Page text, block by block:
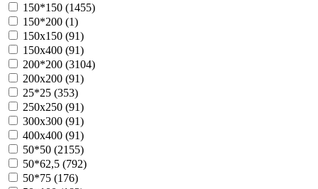
150*150 (1455)
150*200 (1)
150х150 (91)
150х400 (91)
200*200 (3104)
200х200 (91)
25*25 (353)
250х250 (91)
300х300 (91)
400х400 (91)
50*50 (2155)
50*62,5 (792)
50*75 (176)